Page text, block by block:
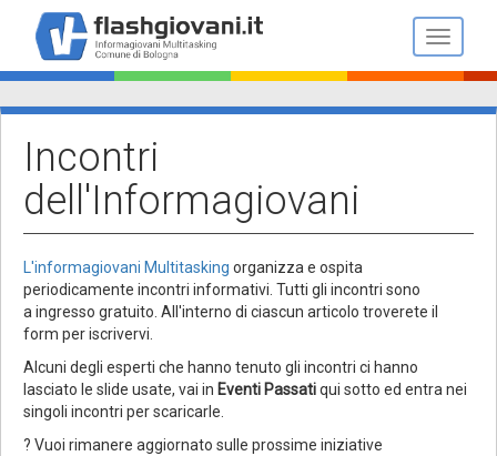
contenuto
principale
Toggle
Incontri
dell'Informagiovani
L'informagiovani Multitasking organizza e ospita
periodicamente incontri informativi. Tutti gli incontri sono
a ingresso gratuito. All'interno di ciascun articolo troverete il
form per iscrivervi.
Alcuni degli esperti che hanno tenuto gli incontri ci hanno
lasciato le slide usate, vai in Eventi Passatiqui sotto ed entra nei
singoli incontri per scaricarle.
? Vuoi rimanere aggiornato sulle prossime iniziative